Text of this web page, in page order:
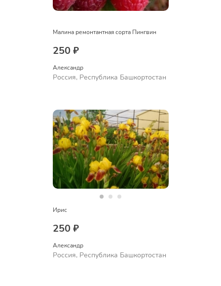
Малина ремонтантная сорта Пингвин
250 ₽
Александр
Россия, Республика Башкортостан
Ирис
250 ₽
Александр
Россия, Республика Башкортостан